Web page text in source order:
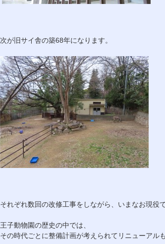
次が旧サイ舎の築68年になります。
それぞれ数回の改修工事をしながら、いまなお現役
王子動物園の歴史の中では、
その時代ごとに整備計画が考えられてリニューアル